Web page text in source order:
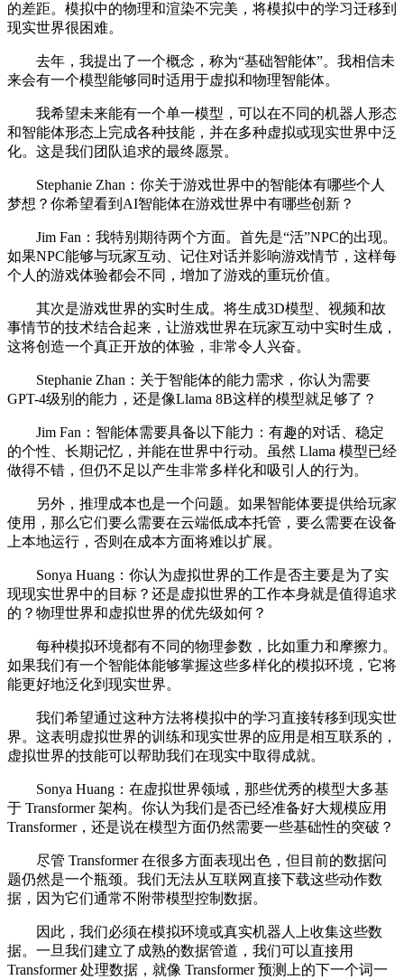
的差距。模拟中的物理和渲染不完美，将模拟中的学习迁移到
现实世界很困难。
去年，我提出了一个概念，称为“基础智能体”。我相信未
来会有一个模型能够同时适用于虚拟和物理智能体。
我希望未来能有一个单一模型，可以在不同的机器人形态
和智能体形态上完成各种技能，并在多种虚拟或现实世界中泛
化。这是我们团队追求的最终愿景。
Stephanie Zhan：你关于游戏世界中的智能体有哪些个人
梦想？你希望看到AI智能体在游戏世界中有哪些创新？
Jim Fan：我特别期待两个方面。首先是“活”NPC的出现。
如果NPC能够与玩家互动、记住对话并影响游戏情节，这样每
个人的游戏体验都会不同，增加了游戏的重玩价值。
其次是游戏世界的实时生成。将生成3D模型、视频和故
事情节的技术结合起来，让游戏世界在玩家互动中实时生成，
这将创造一个真正开放的体验，非常令人兴奋。
Stephanie Zhan：关于智能体的能力需求，你认为需要
GPT-4级别的能力，还是像Llama 8B这样的模型就足够了？
Jim Fan：智能体需要具备以下能力：有趣的对话、稳定
的个性、长期记忆，并能在世界中行动。虽然 Llama 模型已经
做得不错，但仍不足以产生非常多样化和吸引人的行为。
另外，推理成本也是一个问题。如果智能体要提供给玩家
使用，那么它们要么需要在云端低成本托管，要么需要在设备
上本地运行，否则在成本方面将难以扩展。
Sonya Huang：你认为虚拟世界的工作是否主要是为了实
现现实世界中的目标？还是虚拟世界的工作本身就是值得追求
的？物理世界和虚拟世界的优先级如何？
每种模拟环境都有不同的物理参数，比如重力和摩擦力。
如果我们有一个智能体能够掌握这些多样化的模拟环境，它将
能更好地泛化到现实世界。
我们希望通过这种方法将模拟中的学习直接转移到现实世
界。这表明虚拟世界的训练和现实世界的应用是相互联系的，
虚拟世界的技能可以帮助我们在现实中取得成就。
Sonya Huang：在虚拟世界领域，那些优秀的模型大多基
于 Transformer 架构。你认为我们是否已经准备好大规模应用
Transformer，还是说在模型方面仍然需要一些基础性的突破？
尽管 Transformer 在很多方面表现出色，但目前的数据问
题仍然是一个瓶颈。我们无法从互联网直接下载这些动作数
据，因为它们通常不附带模型控制数据。
因此，我们必须在模拟环境或真实机器人上收集这些数
据。一旦我们建立了成熟的数据管道，我们可以直接用
Transformer 处理数据，就像 Transformer 预测上的下一个词一